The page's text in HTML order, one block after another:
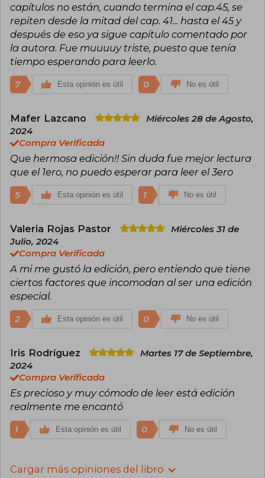
capítulos no están, cuando termina el cap.45, se
repiten desde la mitad del cap. 41... hasta el 45 y
después de eso ya sigue capítulo comentado por
la autora. Fue muuuuy triste, puesto que tenía
tiempo esperando para leerlo.
7 Esta opinión es útil 0 No es útil
Mafer Lazcano
Miércoles 28 de Agosto,
2024
Compra Verificada
Que hermosa edición!! Sin duda fue mejor lectura
que el 1ero, no puedo esperar para leer el 3ero
5 Esta opinión es útil 1 No es útil
Valeria Rojas Pastor
Miércoles 31 de
Julio, 2024
Compra Verificada
A mi me gustó la edición, pero entiendo que tiene
ciertos factores que incomodan al ser una edición
especial.
2 Esta opinión es útil 0 No es útil
Iris Rodríguez
Martes 17 de Septiembre,
2024
Compra Verificada
Es precioso y muy cómodo de leer está edición
realmente me encantó
1 Esta opinión es útil 0 No es útil
Cargar más opiniones del libro